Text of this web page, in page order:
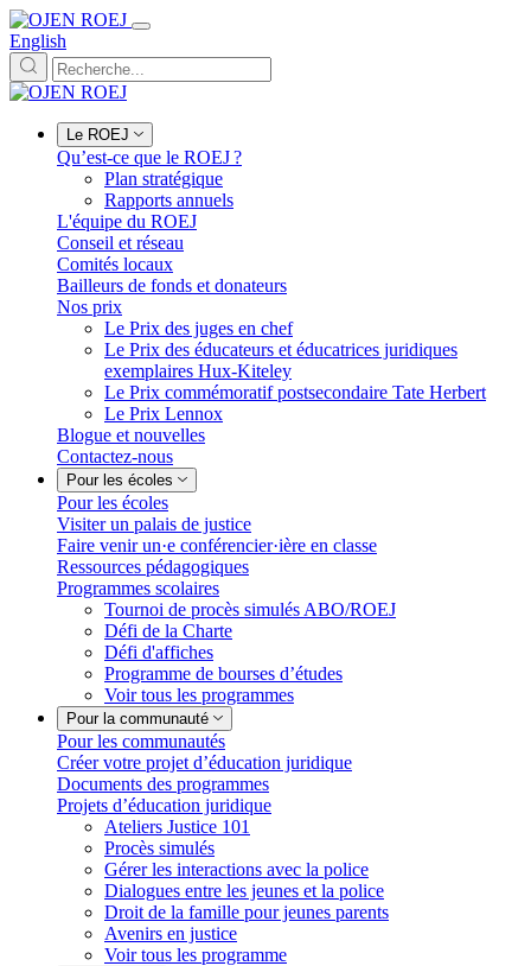
English
Le ROEJ
Qu’est-ce que le ROEJ ?
Plan stratégique
Rapports annuels
L'équipe du ROEJ
Conseil et réseau
Comités locaux
Bailleurs de fonds et donateurs
Nos prix
Le Prix des juges en chef
Le Prix des éducateurs et éducatrices juridiques
exemplaires Hux-Kiteley
Le Prix commémoratif postsecondaire Tate Herbert
Le Prix Lennox
Blogue et nouvelles
Contactez-nous
Pour les écoles
Pour les écoles
Visiter un palais de justice
Faire venir un·e conférencier·ière en classe
Ressources pédagogiques
Programmes scolaires
Tournoi de procès simulés ABO/ROEJ
Défi de la Charte
Défi d'affiches
Programme de bourses d’études
Voir tous les programmes
Pour la communauté
Pour les communautés
Créer votre projet d’éducation juridique
Documents des programmes
Projets d’éducation juridique
Ateliers Justice 101
Procès simulés
Gérer les interactions avec la police
Dialogues entre les jeunes et la police
Droit de la famille pour jeunes parents
Avenirs en justice
Voir tous les programme